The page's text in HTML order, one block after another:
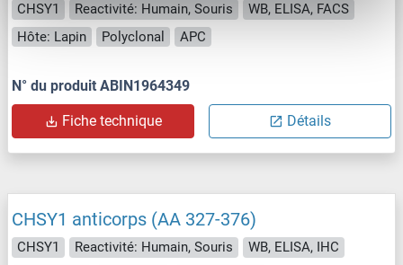
CHSY1 Reactivité: Humain, Souris
WB, ELISA, FACS
Hôte: Lapin
Polyclonal APC
N° du produit ABIN1964349
Fiche technique Détails
CHSY1 anticorps (AA 327-376)
CHSY1 Reactivité: Humain, Souris
WB, ELISA, IHC